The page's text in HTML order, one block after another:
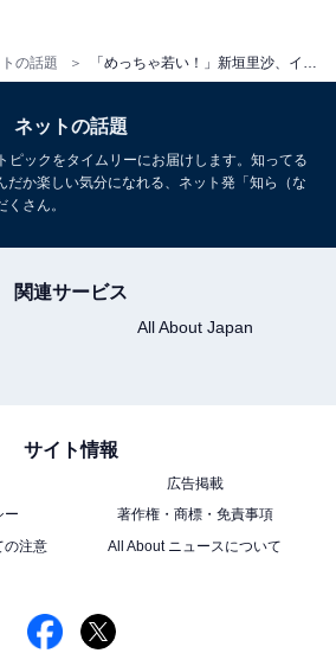
の話題 「めっちゃ若い！」新垣里沙、イケメン父親の顔出しツーショット公開！ 「63歳にみえません」「ママ美人」
ネットの話題
ピックをタイムリーにお届けします。知ってる
だか楽しい気分になれる、ネット発「知ら（な
さん。
関連サービス
All About Japan
サイト情報
広告掲載
ー
著作権・商標・免責事項
の注意
All About ニュースについて